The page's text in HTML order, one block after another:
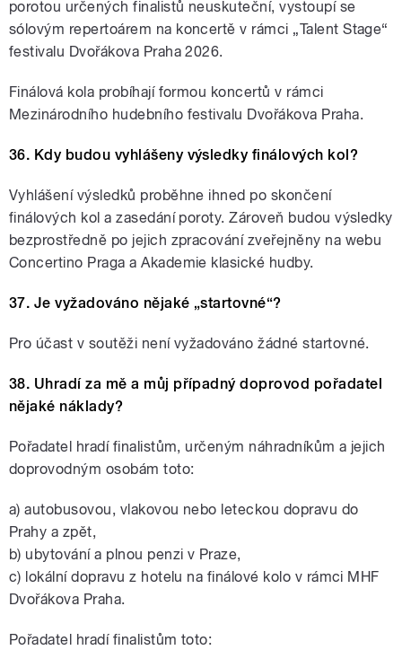
porotou určených finalistů neuskuteční, vystoupí se
sólovým repertoárem na koncertě v rámci „Talent Stage“
festivalu Dvořákova Praha 2026.
Finálová kola probíhají formou koncertů v rámci
Mezinárodního hudebního festivalu Dvořákova Praha.
36. Kdy budou vyhlášeny výsledky finálových kol?
Vyhlášení výsledků proběhne ihned po skončení
finálových kol a zasedání poroty. Zároveň budou výsledky
bezprostředně po jejich zpracování zveřejněny na webu
Concertino Praga a Akademie klasické hudby.
37. Je vyžadováno nějaké „startovné“?
Pro účast v soutěži není vyžadováno žádné startovné.
38. Uhradí za mě a můj případný doprovod pořadatel
nějaké náklady?
Pořadatel hradí finalistům, určeným náhradníkům a jejich
doprovodným osobám toto:
a) autobusovou, vlakovou nebo leteckou dopravu do
Prahy a zpět,
b) ubytování a plnou penzi v Praze,
c) lokální dopravu z hotelu na finálové kolo v rámci MHF
Dvořákova Praha.
Pořadatel hradí finalistům toto: